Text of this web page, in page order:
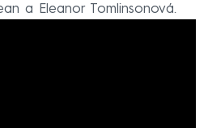
a Eleanor Tomlinsonová.